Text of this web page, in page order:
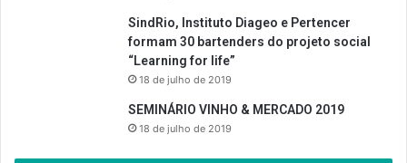
SindRio, Instituto Diageo e Pertencer
formam 30 bartenders do projeto social
“Learning for life”
18 de julho de 2019
SEMINÁRIO VINHO & MERCADO 2019
18 de julho de 2019